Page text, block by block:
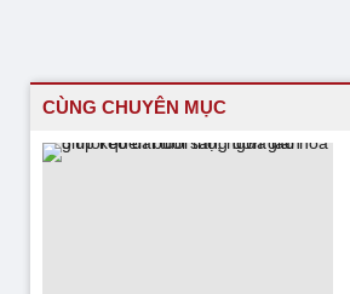
CÙNG CHUYÊN MỤC